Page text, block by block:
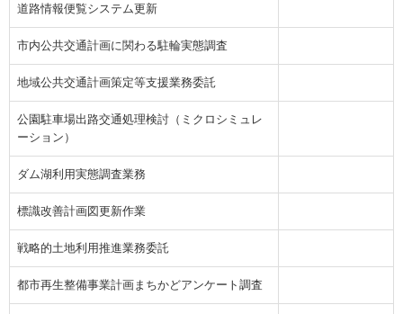
道路情報便覧システム更新
市内公共交通計画に関わる駐輪実態調査
地域公共交通計画策定等支援業務委託
公園駐車場出路交通処理検討（ミクロシミュレ
ーション）
ダム湖利用実態調査業務
標識改善計画図更新作業
戦略的土地利用推進業務委託
都市再生整備事業計画まちかどアンケート調査